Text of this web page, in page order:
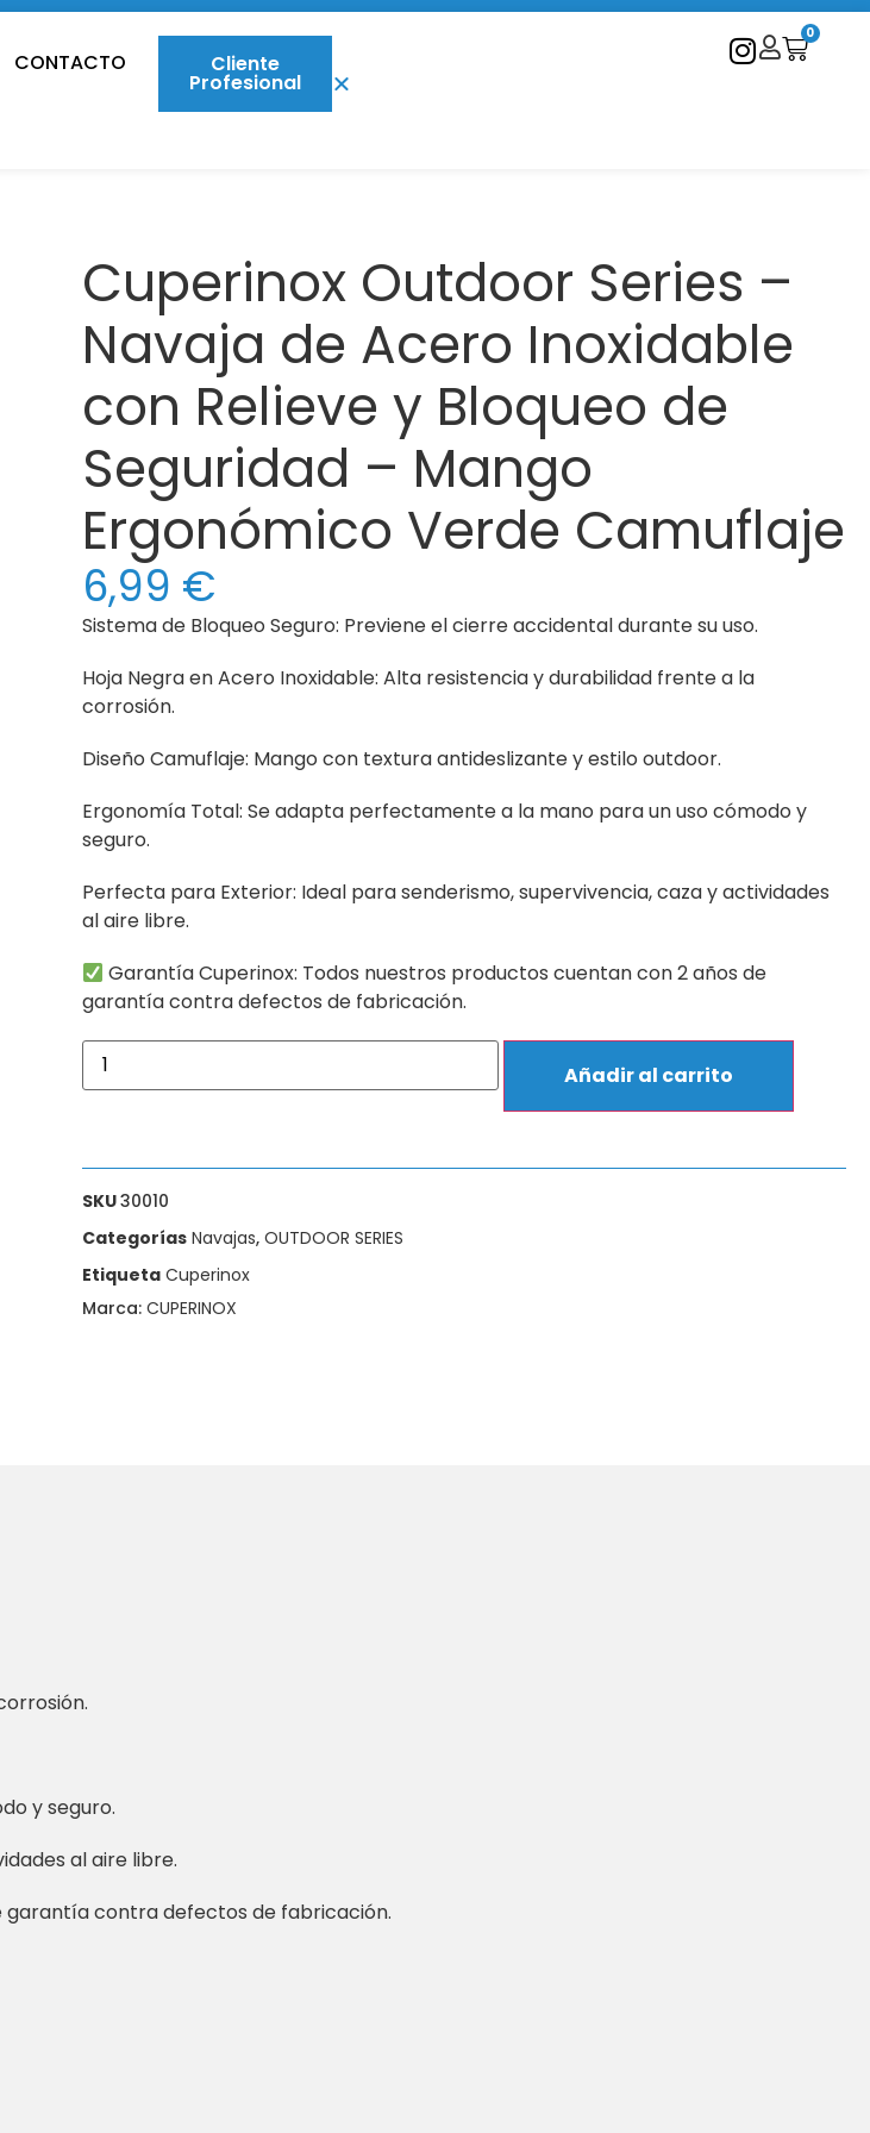
CONTACTO
Cliente
Profesional
0
Cuperinox Outdoor Series –
Navaja de Acero Inoxidable
con Relieve y Bloqueo de
Seguridad – Mango
Ergonómico Verde Camuflaje
6,99 €
Sistema de Bloqueo Seguro: Previene el cierre accidental durante su uso.
Hoja Negra en Acero Inoxidable: Alta resistencia y durabilidad frente a la
corrosión.
Diseño Camuflaje: Mango con textura antideslizante y estilo outdoor.
Ergonomía Total: Se adapta perfectamente a la mano para un uso cómodo y
seguro.
Perfecta para Exterior: Ideal para senderismo, supervivencia, caza y actividades
al aire libre.
Garantía Cuperinox: Todos nuestros productos cuentan con 2 años de
garantía contra defectos de fabricación.
Añadir al carrito
SKU30010
Categorías Navajas, OUTDOOR SERIES
Etiqueta Cuperinox
Marca: CUPERINOX
y seguro.
al aire libre.
garantía contra defectos de fabricación.